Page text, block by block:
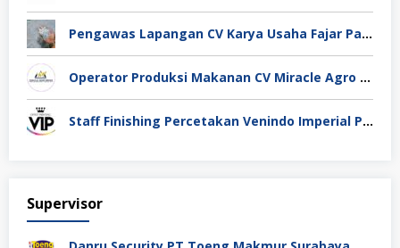
Pengawas Lapangan CV Karya Usaha Fajar Pasuruan
Operator Produksi Makanan CV Miracle Agro Spices Sidoarjo
Staff Finishing Percetakan Venindo Imperial Perkasa Bandung Kota
Supervisor